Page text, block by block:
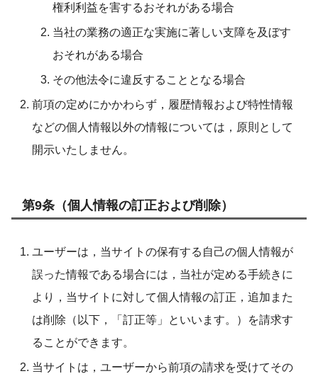
権利利益を害するおそれがある場合
当社の業務の適正な実施に著しい支障を及ぼす
おそれがある場合
その他法令に違反することとなる場合
前項の定めにかかわらず，履歴情報および特性情報
などの個人情報以外の情報については，原則として
開示いたしません。
第9条（個人情報の訂正および削除）
ユーザーは，当サイトの保有する自己の個人情報が
誤った情報である場合には，当社が定める手続きに
より，当サイトに対して個人情報の訂正，追加また
は削除（以下，「訂正等」といいます。）を請求す
ることができます。
当サイトは，ユーザーから前項の請求を受けてその